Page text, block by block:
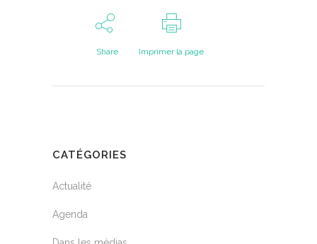
Share Imprimer la page
CATÉGORIES
Actualité
Agenda